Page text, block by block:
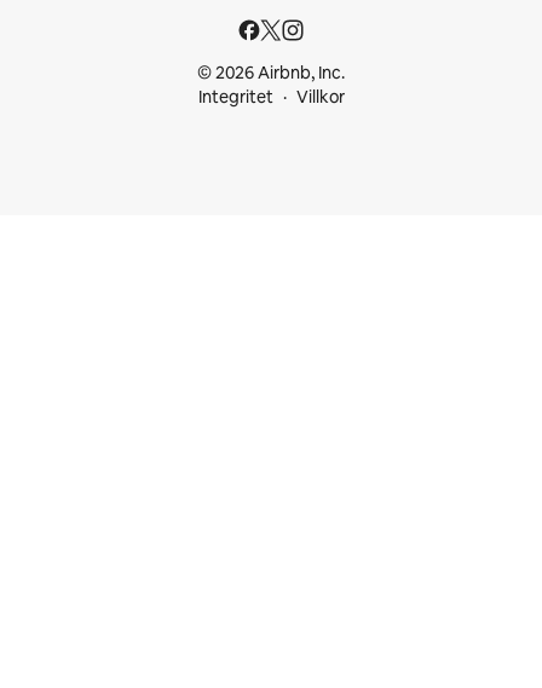
© 2026 Airbnb, Inc.
Integritet
Villkor